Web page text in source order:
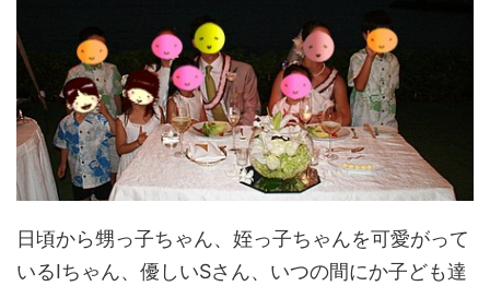
日頃から甥っ子ちゃん、姪っ子ちゃんを可愛がって
いるIちゃん、優しいSさん、いつの間にか子ども達